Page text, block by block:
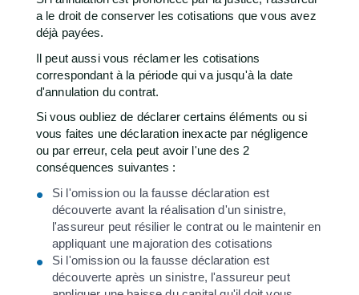
a le droit de conserver les cotisations que vous avez
déjà payées.
Il peut aussi vous réclamer les cotisations
correspondant à la période qui va jusqu'à la date
d'annulation du contrat.
Si vous oubliez de déclarer certains éléments ou si
vous faites une déclaration inexacte par négligence
ou par erreur, cela peut avoir l'une des 2
conséquences suivantes :
Si l'omission ou la fausse déclaration est
découverte avant la réalisation d'un sinistre,
l'assureur peut résilier le contrat ou le maintenir en
appliquant une majoration des cotisations
Si l'omission ou la fausse déclaration est
découverte après un sinistre, l'assureur peut